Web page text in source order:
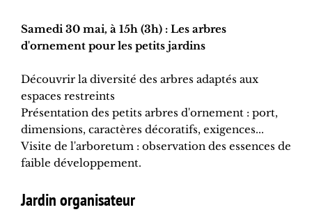
Samedi 30 mai, à 15h (3h) : Les arbres
d'ornement pour les petits jardins
Découvrir la diversité des arbres adaptés aux
espaces restreints
Présentation des petits arbres d'ornement : port,
dimensions, caractères décoratifs, exigences...
Visite de l'arboretum : observation des essences de
faible développement.
Jardin organisateur